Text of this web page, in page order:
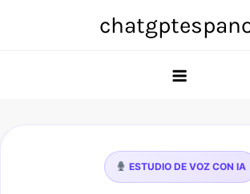
ESTUDIO DE VOZ CON IA